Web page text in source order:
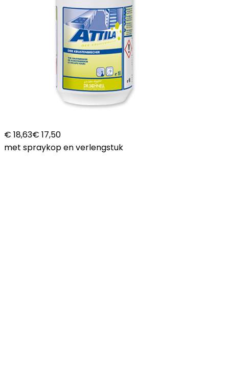
€ 18,63€ 17,50
met spraykop en verlengstuk